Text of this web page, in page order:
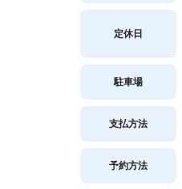
定休日
駐車場
支払方法
予約方法